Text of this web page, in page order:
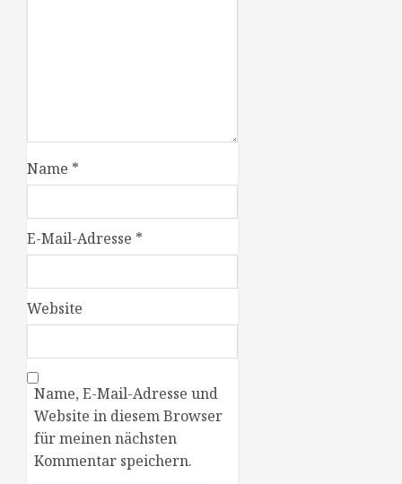
Name *
E-Mail-Adresse *
Website
Name, E-Mail-Adresse und
Website in diesem Browser
für meinen nächsten
Kommentar speichern.